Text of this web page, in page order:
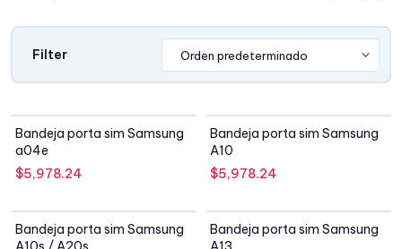
Filter
Bandeja porta sim Samsung
a04e
$5,978.24
Bandeja porta sim Samsung
A10
$5,978.24
Bandeja porta sim Samsung
Bandeja porta sim Samsung